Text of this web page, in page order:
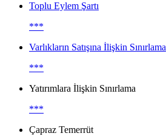
Toplu Eylem Şartı
***
Varlıkların Satışına İlişkin Sınırlama
***
Yatırımlara İlişkin Sınırlama
***
Çapraz Temerrüt